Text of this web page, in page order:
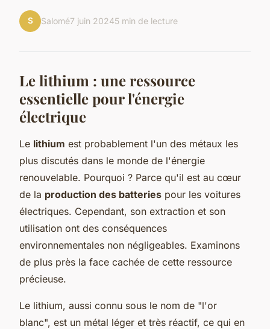
S Salomé7 juin 20245 min de lecture
Le lithium : une ressource
essentielle pour l'énergie
électrique
Le lithium est probablement l'un des métaux les
plus discutés dans le monde de l'énergie
renouvelable. Pourquoi ? Parce qu'il est au cœur
de la production des batteries pour les voitures
électriques. Cependant, son extraction et son
utilisation ont des conséquences
environnementales non négligeables. Examinons
de plus près la face cachée de cette ressource
précieuse.
Le lithium, aussi connu sous le nom de "l'or
blanc", est un métal léger et très réactif, ce qui en